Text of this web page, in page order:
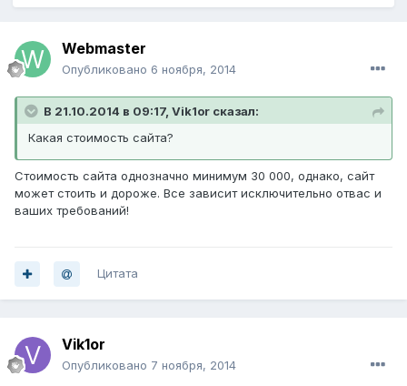
Webmaster
Опубликовано 6 ноября, 2014
В 21.10.2014 в 09:17, Vik1or сказал:
Какая стоимость сайта?
Стоимость сайта однозначно минимум 30 000, однако, сайт
может стоить и дороже. Все зависит исключительно отвас и
ваших требований!
Цитата
Vik1or
Опубликовано 7 ноября, 2014